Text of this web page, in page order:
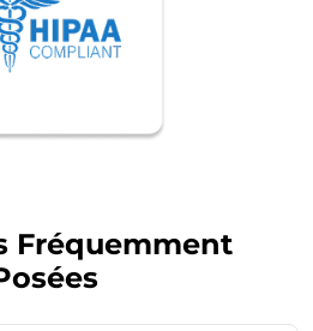
Fréquemment